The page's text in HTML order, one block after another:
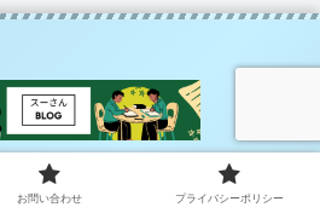
お問い合わせ プライバシーポリシー